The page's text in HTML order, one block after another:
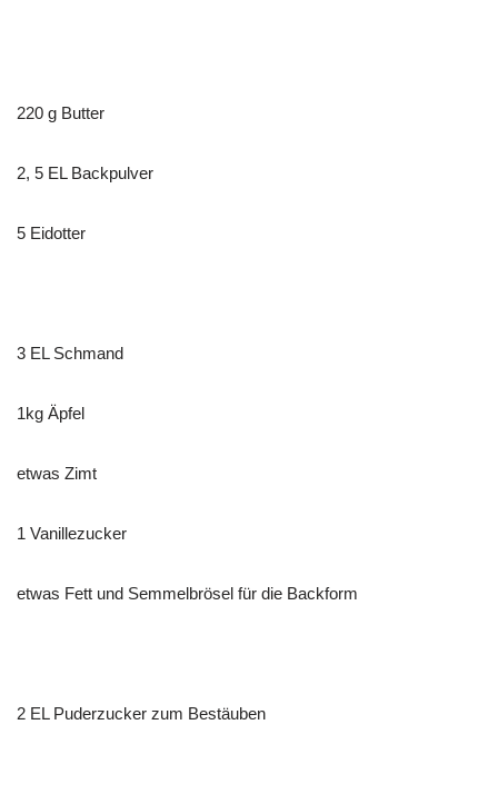
220 g Butter
2, 5 EL Backpulver
5 Eidotter
3 EL Schmand
1kg Äpfel
etwas Zimt
1 Vanillezucker
etwas Fett und Semmelbrösel für die Backform
2 EL Puderzucker zum Bestäuben